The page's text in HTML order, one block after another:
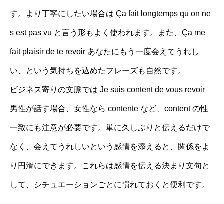
す。より丁寧にしたい場合は Ça fait longtemps qu on ne
s est pas vu と言う形もよく使われます。また、Ça me
fait plaisir de te revoir あなたにもう一度会えてうれし
い、という気持ちを込めたフレーズも自然です。
ビジネス寄りの文脈では Je suis content de vous revoir
男性が話す場合、女性なら contente など、content の性
一致にも注意が必要です。単に久しぶりと伝えるだけで
なく、会えてうれしいという感情を添えると、関係をよ
り円滑にできます。これらは感情を伝える決まり文句と
して、シチュエーションごとに慣れておくと便利です。